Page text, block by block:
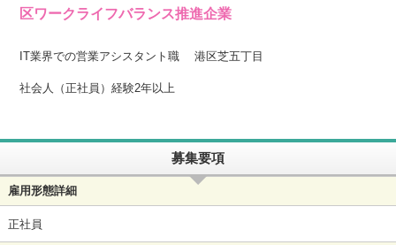
区ワークライフバランス推進企業
IT業界での営業アシスタント職 港区芝五丁目
社会人（正社員）経験2年以上
募集要項
雇用形態詳細
正社員